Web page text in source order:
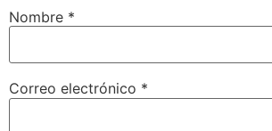
Nombre *
Correo electrónico *